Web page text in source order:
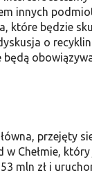
innych
które będzie
o
przejęty
w Chełmie,
mln zł i